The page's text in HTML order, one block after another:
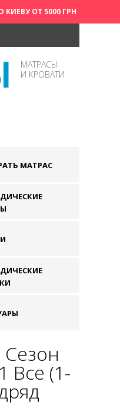
ОТ 5000 ГРН
МАТРАСЫ
И КРОВАТИ
МАТРАС
Сезон
Все (1-